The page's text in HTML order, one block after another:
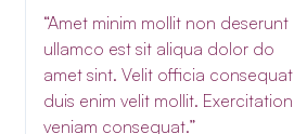
“Amet minim mollit non deserunt
ullamco est sit aliqua dolor do
amet sint. Velit officia consequat
duis enim velit mollit. Exercitation
veniam consequat.”